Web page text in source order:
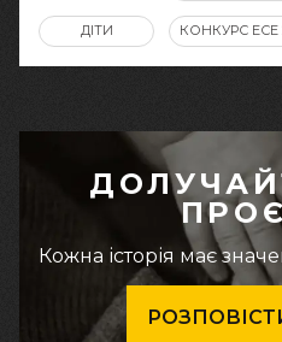
ДІТИ КОНКУРС ЕСЕ
Кожна історія має